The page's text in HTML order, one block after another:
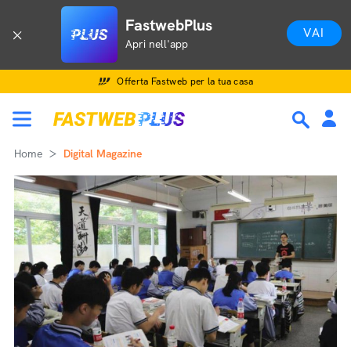
FastwebPlus
Apri nell'app
VAI
Offerta Fastweb per la tua casa
Home Digital Magazine